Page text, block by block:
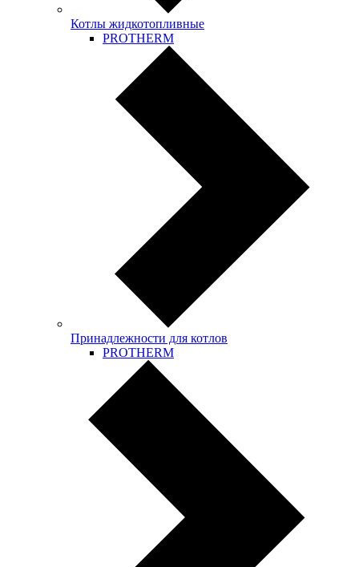
Котлы жидкотопливные
PROTHERM
Принадлежности для котлов
PROTHERM